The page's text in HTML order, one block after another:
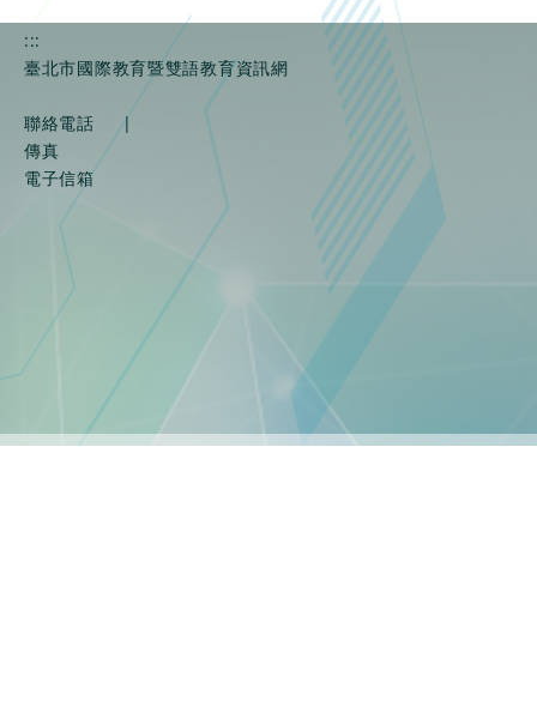
:::
臺北市國際教育暨雙語教育資訊網
聯絡電話
|
傳真
電子信箱